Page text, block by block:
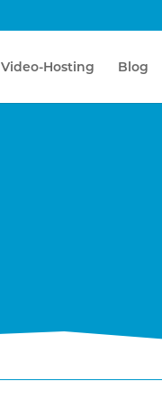
Video-Hosting Blog